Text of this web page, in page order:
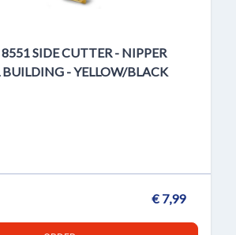
SIDE CUTTER - NIPPER
- YELLOW/BLACK
€ 7,99